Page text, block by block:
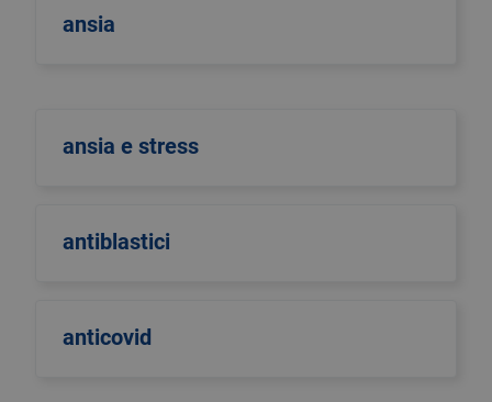
ansia
ansia e stress
antiblastici
anticovid